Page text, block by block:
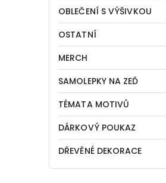
OBLEČENÍ S VÝŠIVKOU
OSTATNÍ
MERCH
SAMOLEPKY NA ZEĎ
TÉMATA MOTIVŮ
DÁRKOVÝ POUKAZ
DŘEVĚNÉ DEKORACE